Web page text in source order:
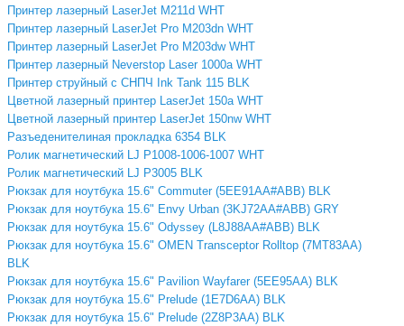
Принтер лазерный LaserJet M211d WHT
Принтер лазерный LaserJet Pro M203dn WHT
Принтер лазерный LaserJet Pro M203dw WHT
Принтер лазерный Neverstop Laser 1000a WHT
Принтер струйный с СНПЧ Ink Tank 115 BLK
Цветной лазерный принтер LaserJet 150a WHT
Цветной лазерный принтер LaserJet 150nw WHT
Разъеденителиная прокладка 6354 BLK
Ролик магнетический LJ P1008-1006-1007 WHT
Ролик магнетический LJ P3005 BLK
Рюкзак для ноутбука 15.6" Commuter (5EE91AA#ABB) BLK
Рюкзак для ноутбука 15.6" Envy Urban (3KJ72AA#ABB) GRY
Рюкзак для ноутбука 15.6" Odyssey (L8J88AA#ABB) BLK
Рюкзак для ноутбука 15.6" OMEN Transceptor Rolltop (7MT83AA)
BLK
Рюкзак для ноутбука 15.6" Pavilion Wayfarer (5EE95AA) BLK
Рюкзак для ноутбука 15.6" Prelude (1E7D6AA) BLK
Рюкзак для ноутбука 15.6" Prelude (2Z8P3AA) BLK